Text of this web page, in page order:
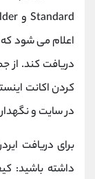
اعلام می شود که
دریافت کند. از
کردن اکانت
در سایت و
برای دریافت
داشته باشید: